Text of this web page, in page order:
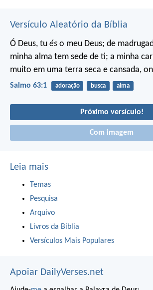
Versículo Aleatório da Bíblia
Ó Deus, tu és o meu Deus; de
minha alma tem sede de ti; a minha
muito em uma terra seca e cansada,
Salmo 63:1 adoração busca alma
Próximo versículo!
Com imagem
Leia mais
Temas
Pesquisa
Arquivo
Livros da Bíblia
Versículos Mais Populares
Apoiar DailyVerses.net